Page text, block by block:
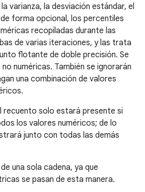
varianza, la desviación estándar, el
forma opcional, los percentiles
recopiladas durante las
de varias iteraciones, y las trata
flotante de doble precisión. Se
numéricas. También se ignorarán
una combinación de valores
recuento solo estará presente si
los valores numéricos; de lo
junto con todas las demás
una sola cadena, ya que
se pasan de esta manera.